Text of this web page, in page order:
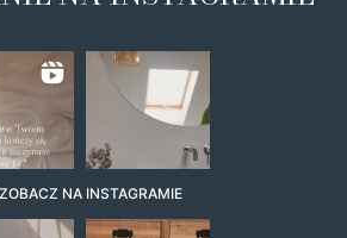
ZOBACZ NA INSTAGRAMIE